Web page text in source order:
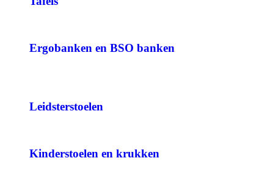
Ergobanken en BSO banken
Leidsterstoelen
Kinderstoelen en krukken